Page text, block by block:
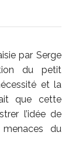
par Serge
du petit
et la
que cette
l’idée de
du